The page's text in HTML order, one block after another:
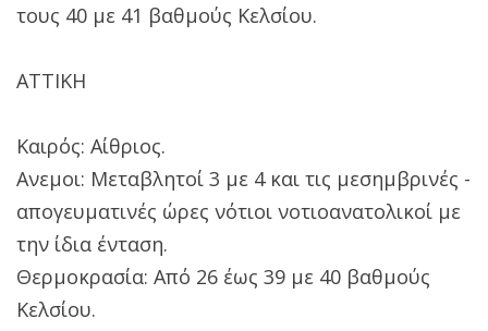
τους 40 με 41 βαθμούς Κελσίου.
ΑΤΤΙΚΗ
Καιρός: Αίθριος.
Ανεμοι: Μεταβλητοί 3 με 4 και τις μεσημβρινές -
απογευματινές ώρες νότιοι νοτιοανατολικοί με
την ίδια ένταση.
Θερμοκρασία: Από 26 έως 39 με 40 βαθμούς
Κελσίου.